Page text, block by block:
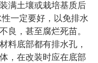
满土壤或栽培基质后
一定要好，以免排水
良，甚至腐烂死苗。
料底部都有排水孔，
，在改装时应在底部